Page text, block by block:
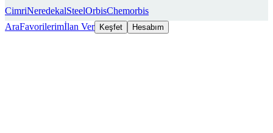
CimriNeredekalSteelOrbisChemorbis
AraFavorilerimİlan Ver Keşfet Hesabım